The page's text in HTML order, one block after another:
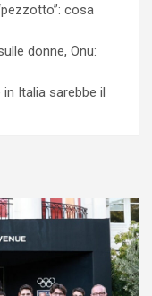
cosa
donne, Onu:
in Italia sarebbe il